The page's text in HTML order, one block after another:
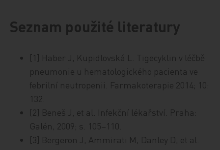
Seznam použité literatury
[1] Haber J, Kupidlovská L. Tigecyklin v léčbě
pneumonie u hematologického pacienta ve
febrilní neutropenii. Farmakoterapie 2014; 10:
132.
[2] Beneš J, et al. Infekční lékařství. Praha:
Galén, 2009; s. 105–110.
[3] Bergeron J, Ammirati M, Danley D, et al.